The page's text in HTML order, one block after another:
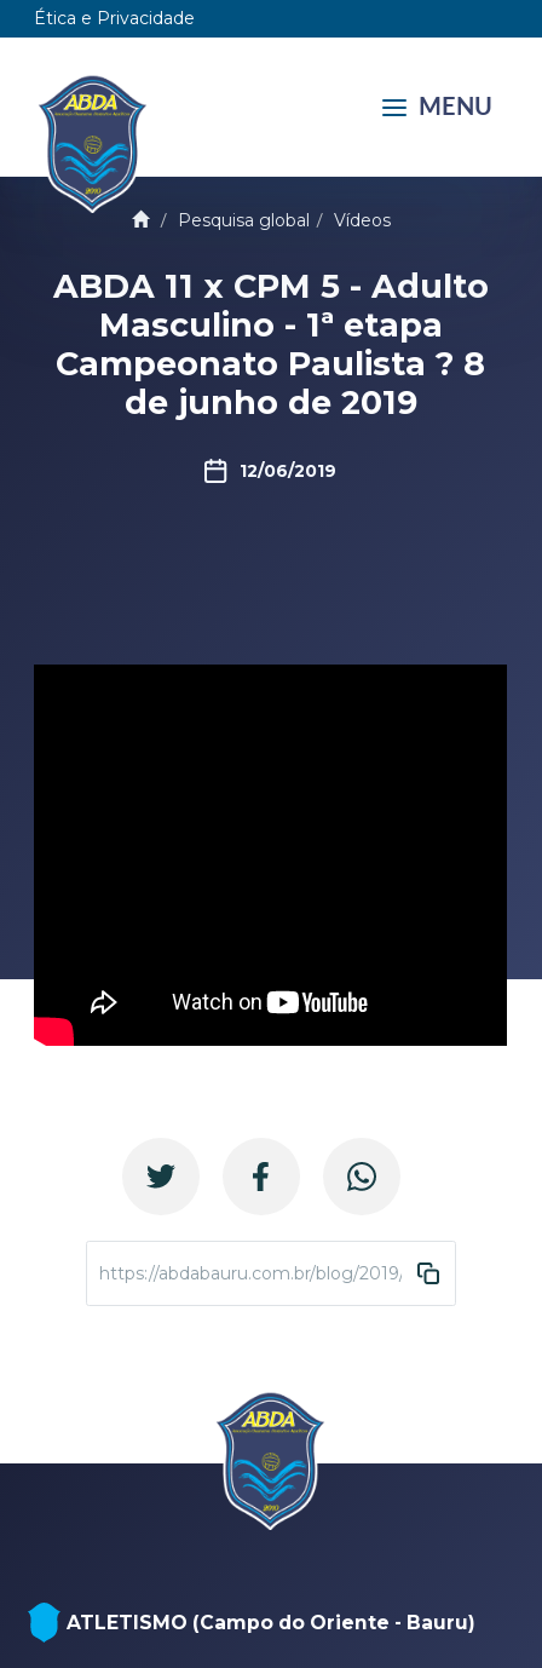
Ética e Privacidade
MENU
Pesquisa global Vídeos
ABDA 11 x CPM 5 - Adulto
Masculino - 1ª etapa
Campeonato Paulista ? 8
de junho de 2019
12/06/2019
https://abdabauru.com.br/blog/2019/06/12/abda-
ATLETISMO (Campo do Oriente - Bauru)